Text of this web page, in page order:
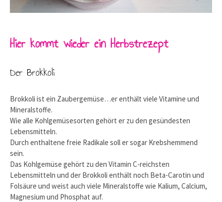
Hier kommt wieder ein Herbstrezept
Der Brokkoli
Brokkoli ist ein Zaubergemüse…er enthält viele Vitamine und
Mineralstoffe.
Wie alle Kohlgemüsesorten gehört er zu den gesündesten
Lebensmitteln.
Durch enthaltene freie Radikale soll er sogar Krebshemmend
sein.
Das Kohlgemüse gehört zu den Vitamin C-reichsten
Lebensmitteln und der Brokkoli enthält noch Beta-Carotin und
Folsäure und weist auch viele Mineralstoffe wie Kalium, Calcium,
Magnesium und Phosphat auf.